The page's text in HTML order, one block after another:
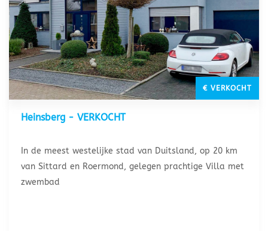
€ VERKOCHT
Heinsberg - VERKOCHT
In de meest westelijke stad van Duitsland, op 20 km
van Sittard en Roermond, gelegen prachtige Villa met
zwembad